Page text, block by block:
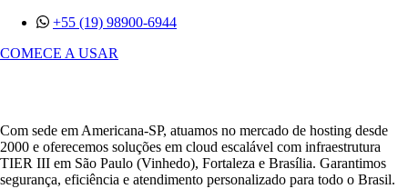
+55 (19) 98900-6944
COMECE A USAR
Com sede em Americana-SP, atuamos no mercado de hosting desde
2000 e oferecemos soluções em cloud escalável com infraestrutura
TIER III em São Paulo (Vinhedo), Fortaleza e Brasília. Garantimos
segurança, eficiência e atendimento personalizado para todo o Brasil.